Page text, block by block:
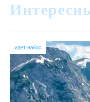
идет набор